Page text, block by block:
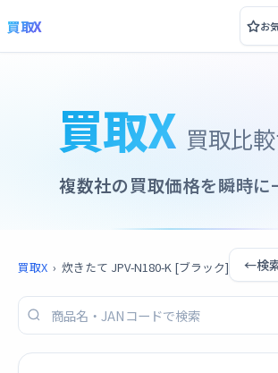
買取X お
買取X 買取比
複数社の買取価格を瞬時に
買取X › 炊きたて JPV-N180-K [ブラック] ←検